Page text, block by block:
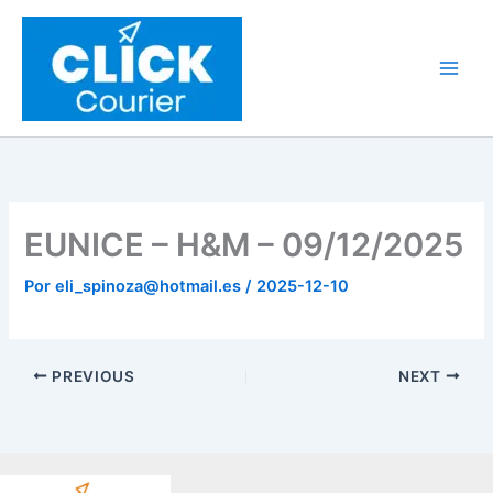
contenido
EUNICE – H&M – 09/12/2025
Poreli_spinoza@hotmail.es/ 2025-12-10
PREVIOUS NEXT